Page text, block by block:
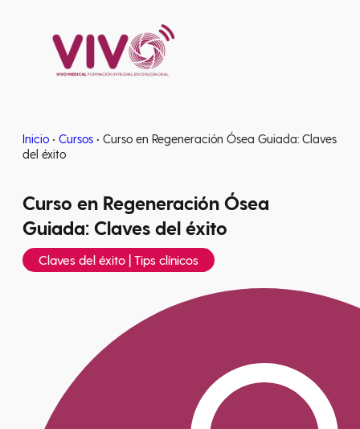
Inicio • Cursos • Curso en Regeneración Ósea Guiada: Claves
del éxito
Curso en Regeneración Ósea
Guiada: Claves del éxito
Claves del éxito | Tips clínicos